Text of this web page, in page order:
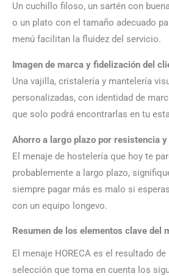
Un cuchillo filoso, un sartén con
o un plato con el tamaño adecuado
menú facilitan la fluidez del servicio.
Imagen de marca y fidelización del
Una vajilla, cristalería y mantelería
personalizadas, con identidad de
que solo podrá encontrarlas en tu
Ahorro a largo plazo por resistencia y
El menaje de hostelería que hoy te
probablemente a largo plazo,
siempre pagar más es malo si
con un equipo longevo.
Resumen de los elementos clave del
El menaje HORECA es el resultado
selección que toma en cuenta los